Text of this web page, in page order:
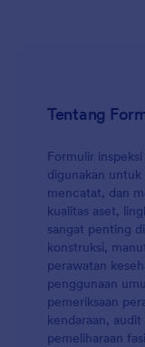
Tentang
Formulir
digunakan untuk
mencatat, dan
kualitas aset,
sangat penting
konstruksi,
perawatan
penggunaan
pemeriksaan
kendaraan,
pemeliharaan